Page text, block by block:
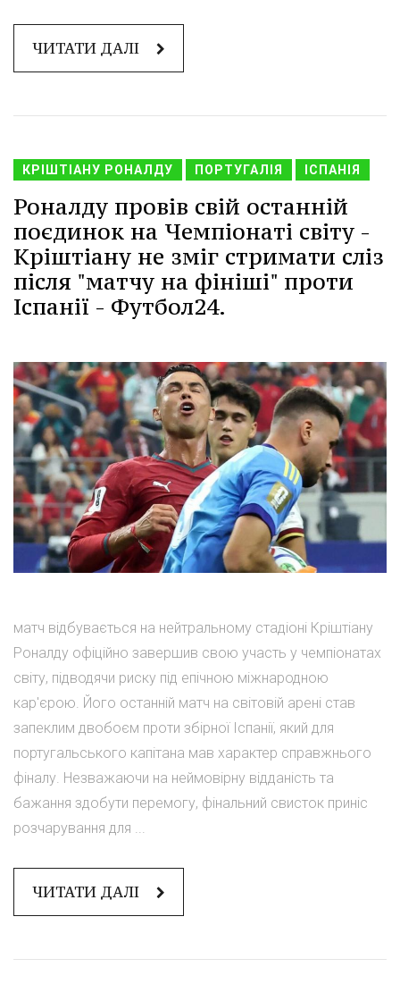
ЧИТАТИ ДАЛІ
КРІШТІАНУ РОНАЛДУ ПОРТУГАЛІЯ ІСПАНІЯ
Роналду провів свій останній
поєдинок на Чемпіонаті світу -
Кріштіану не зміг стримати сліз
після "матчу на фініші" проти
Іспанії - Футбол24.
матч відбувається на нейтральному стадіоні Кріштіану
Роналду офіційно завершив свою участь у чемпіонатах
світу, підводячи риску під епічною міжнародною
кар'єрою. Його останній матч на світовій арені став
запеклим двобоєм проти збірної Іспанії, який для
португальського капітана мав характер справжнього
фіналу. Незважаючи на неймовірну відданість та
бажання здобути перемогу, фінальний свисток приніс
розчарування для ...
ЧИТАТИ ДАЛІ